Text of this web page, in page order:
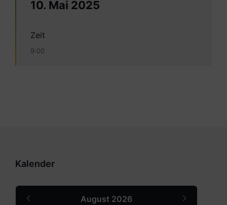
10. Mai 2025
Zeit
9:00
Kalender
August 2026